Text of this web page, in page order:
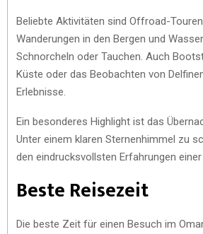
Beliebte Aktivitäten sind Offroad-
Wanderungen in den Bergen und
Schnorcheln oder Tauchen. Auch
Küste oder das Beobachten von
Erlebnisse.
Ein besonderes Highlight ist das
Unter einem klaren Sternenhimmel zu
den eindrucksvollsten Erfahrungen einer
Beste Reisezeit
Die beste Zeit für einen Besuch im